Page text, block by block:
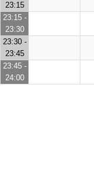
23:15
23:15 -
23:30
23:30 -
23:45
23:45 -
24:00